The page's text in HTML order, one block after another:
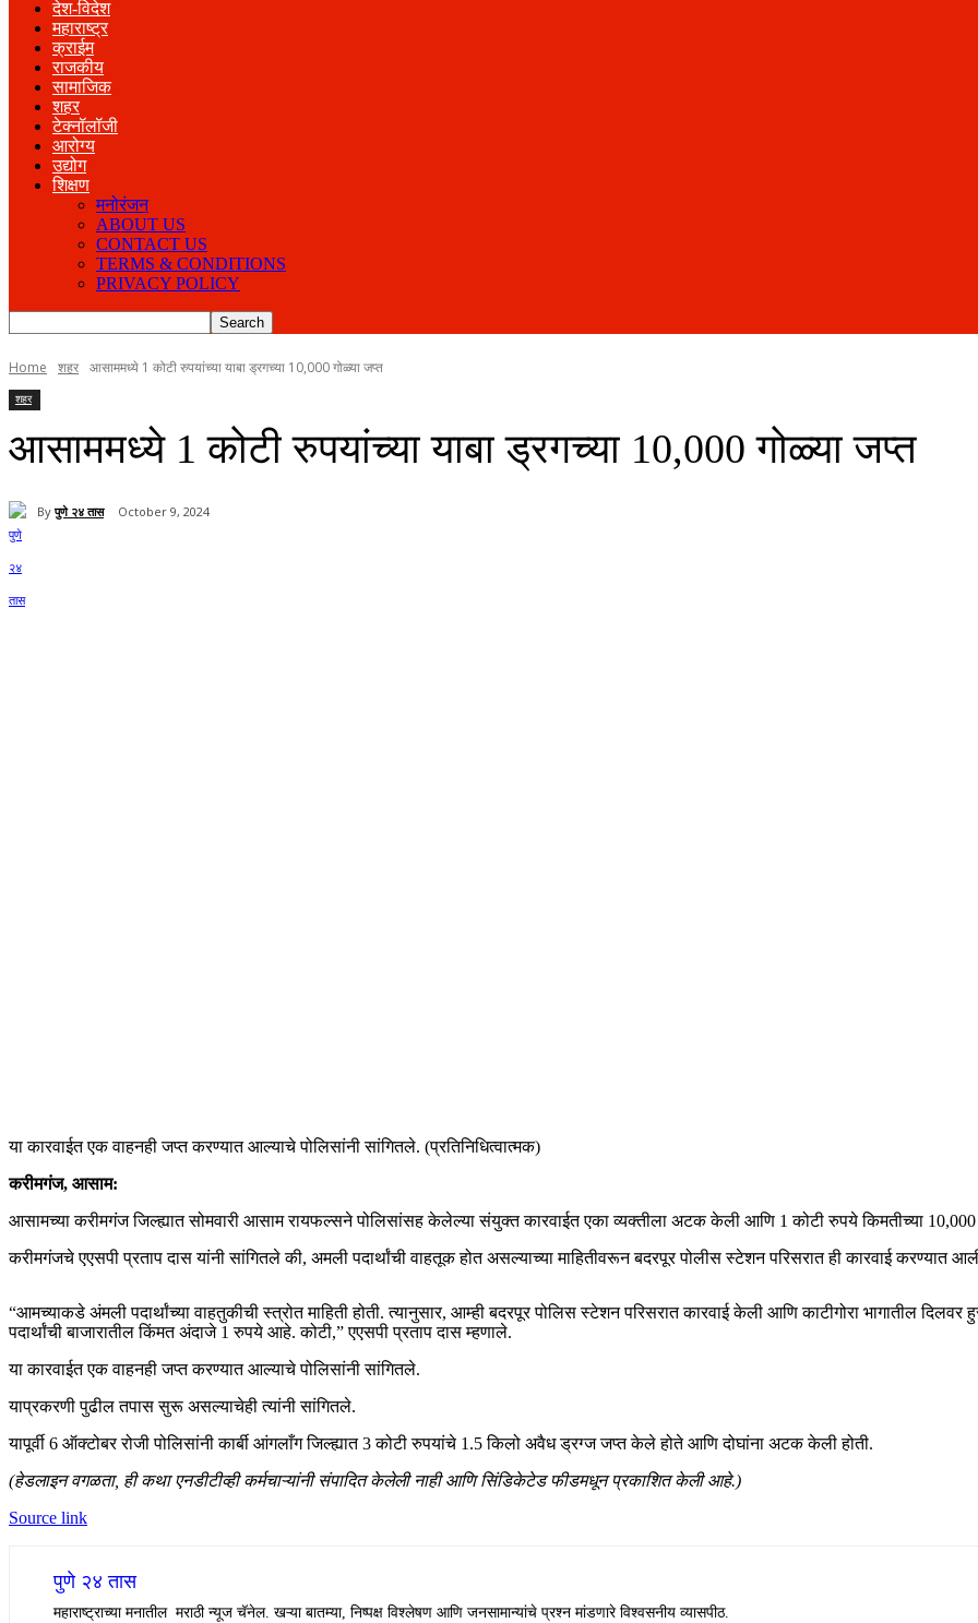
देश-विदेश
महाराष्ट्र
क्राईम
राजकीय
सामाजिक
शहर
टेक्नॉलॉजी
आरोग्य
उद्योग
शिक्षण
मनोरंजन
ABOUT US
CONTACT US
TERMS & CONDITIONS
PRIVACY POLICY
Home शहर आसाममध्ये 1 कोटी रुपयांच्या याबा ड्रगच्या 10,000 गोळ्या जप्त
शहर
आसाममध्ये 1 कोटी रुपयांच्या याबा ड्रगच्या 10,000 गोळ्या जप्त
By पुणे २४ तास October 9, 2024
या कारवाईत एक वाहनही जप्त करण्यात आल्याचे पोलिसांनी सांगितले. (प्रतिनिधित्वात्मक)
करीमगंज, आसाम:
आसामच्या करीमगंज जिल्ह्यात सोमवारी आसाम रायफल्सने पोलिसांसह केलेल्या संयुक्त कारवाईत एका व्यक्तीला अटक केली आणि 1 कोटी रुपये किमतीच्या 10,000
करीमगंजचे एएसपी प्रताप दास यांनी सांगितले की, अमली पदार्थांची वाहतूक होत असल्याच्या माहितीवरून बदरपूर पोलीस स्टेशन परिसरात ही कारवाई करण्यात
“आमच्याकडे अंमली पदार्थांच्या वाहतुकीची स्त्रोत माहिती होती. त्यानुसार, आम्ही बदरपूर पोलिस स्टेशन परिसरात कारवाई केली आणि काटीगोरा भागातील
पदार्थांची बाजारातील किंमत अंदाजे 1 रुपये आहे. कोटी,” एएसपी प्रताप दास म्हणाले.
या कारवाईत एक वाहनही जप्त करण्यात आल्याचे पोलिसांनी सांगितले.
याप्रकरणी पुढील तपास सुरू असल्याचेही त्यांनी सांगितले.
यापूर्वी 6 ऑक्टोबर रोजी पोलिसांनी कार्बी आंगलाँग जिल्ह्यात 3 कोटी रुपयांचे 1.5 किलो अवैध ड्रग्ज जप्त केले होते आणि दोघांना अटक केली होती.
(हेडलाइन वगळता, ही कथा एनडीटीव्ही कर्मचाऱ्यांनी संपादित केलेली नाही आणि सिंडिकेटेड फीडमधून प्रकाशित केली आहे.)
Source link
पुणे २४ तास
महाराष्ट्राच्या मनातील मराठी न्यूज चॅनेल. खऱ्या बातम्या, निष्पक्ष विश्लेषण आणि जनसामान्यांचे प्रश्न मांडणारे विश्वसनीय व्यासपीठ.